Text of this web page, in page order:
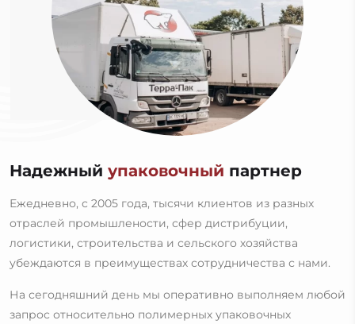
Надежный упаковочный партнер
Ежедневно, с 2005 года, тысячи клиентов из разных
отраслей промышлености, сфер дистрибуции,
логистики, строительства и сельского хозяйства
убеждаются в преимуществах сотрудничества с нами.
На сегодняшний день мы оперативно выполняем любой
запрос относительно полимерных упаковочных